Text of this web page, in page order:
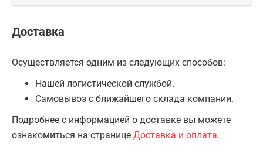
Доставка
Осуществляется одним из следующих способов:
Нашей логистической службой.
Самовывоз с ближайшего склада компании.
Подробнее с информацией о доставке вы можете
ознакомиться на странице Доставка и оплата.